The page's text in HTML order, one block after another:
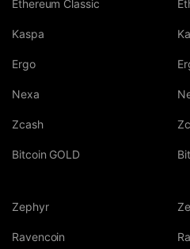
Ethereum Classic
Kaspa
Ergo
Nexa
Zcash
Bitcoin GOLD
Zephyr
Ravencoin